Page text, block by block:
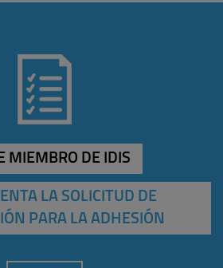
MIEMBRO DE IDIS
LA SOLICITUD DE
PARA LA ADHESIÓN